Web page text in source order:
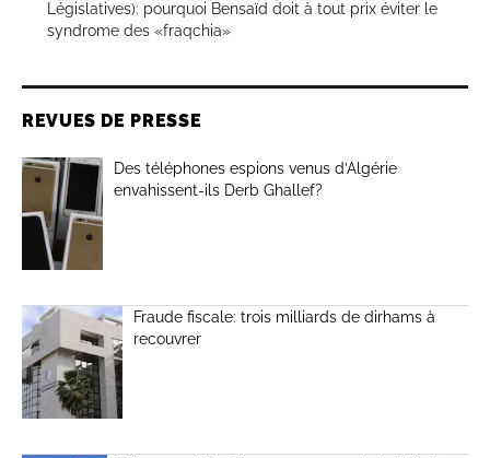
Législatives): pourquoi Bensaïd doit à tout prix éviter le
syndrome des «fraqchia»
REVUES DE PRESSE
Des téléphones espions venus d’Algérie
envahissent-ils Derb Ghallef?
Fraude fiscale: trois milliards de dirhams à
recouvrer